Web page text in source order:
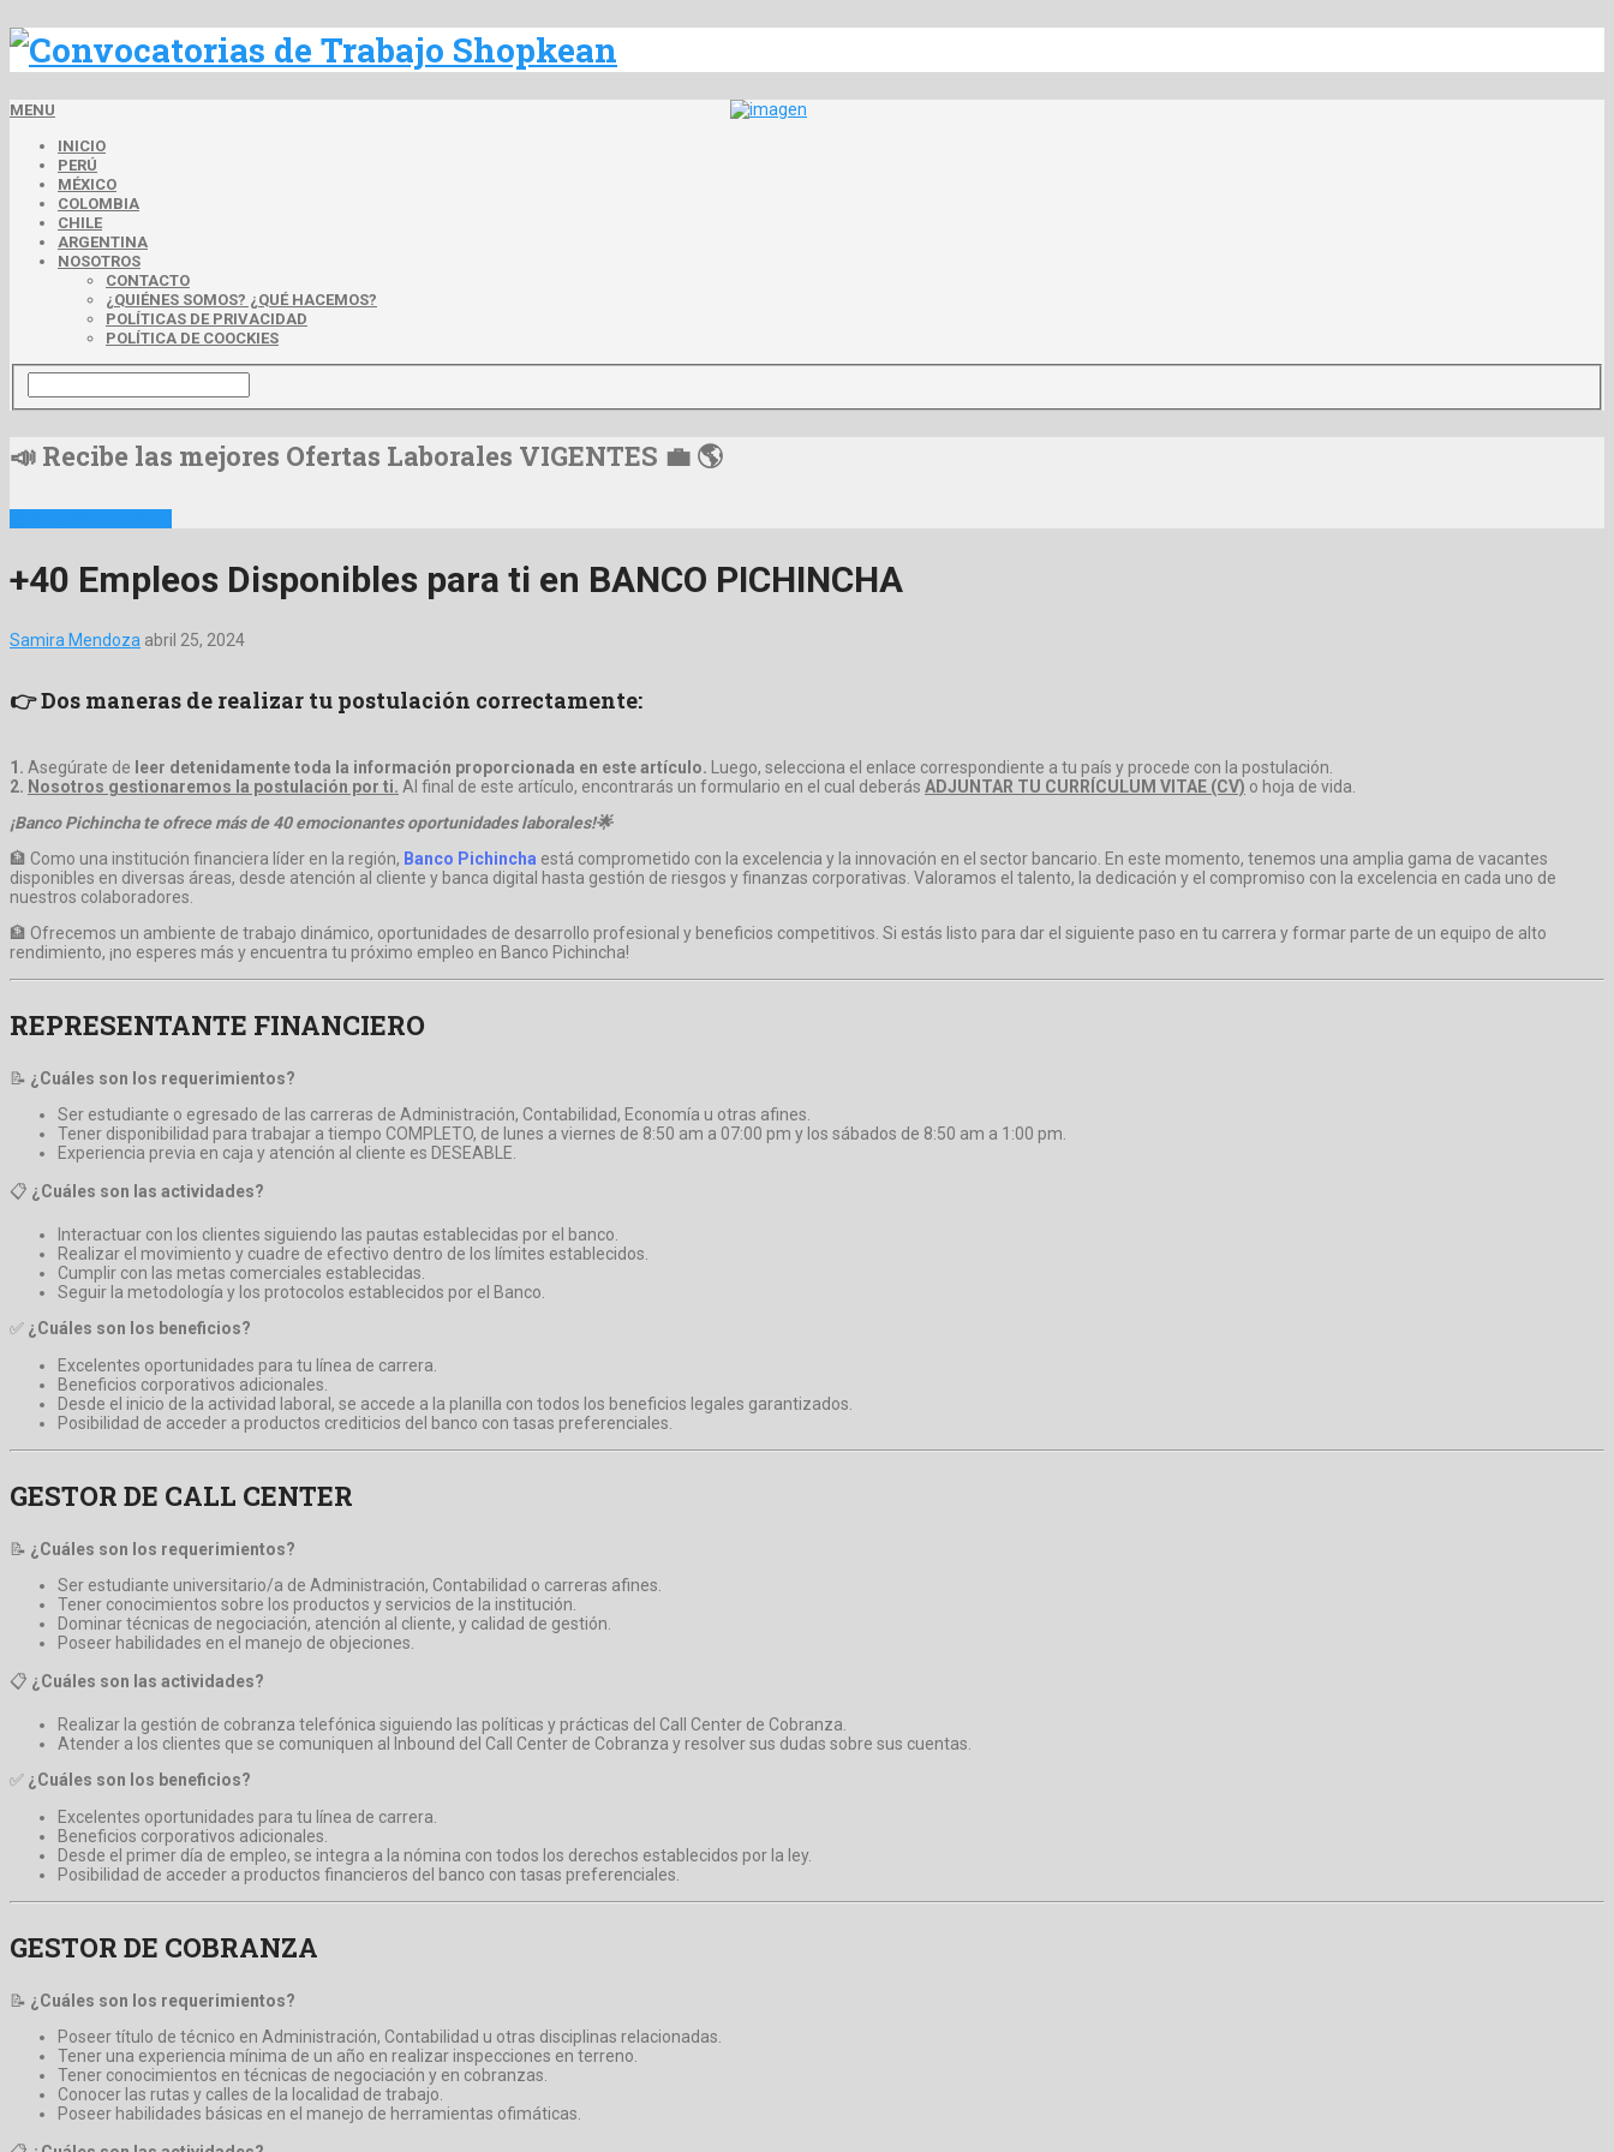
MENU
INICIO
PERÚ
MÉXICO
COLOMBIA
CHILE
ARGENTINA
NOSOTROS
CONTACTO
¿QUIÉNES SOMOS? ¿QUÉ HACEMOS?
POLÍTICAS DE PRIVACIDAD
POLÍTICA DE COOCKIES
📣 Recibe las mejores Ofertas Laborales VIGENTES 💼 🌎
+40 Empleos Disponibles para ti en BANCO PICHINCHA
Samira Mendoza abril 25, 2024
👉 Dos maneras de realizar tu postulación correctamente:
1. Asegúrate de leer detenidamente toda la información proporcionada en este artículo. Luego, selecciona el enlace correspondiente a tu país y procede con la postulación.
2. Nosotros gestionaremos la postulación por ti. Al final de este artículo, encontrarás un formulario en el cual deberás ADJUNTAR TU CURRÍCULUM VITAE (CV) o hoja de vida.
¡Banco Pichincha te ofrece más de 40 emocionantes oportunidades laborales!🌟
🏦 Como una institución financiera líder en la región, Banco Pichincha está comprometido con la excelencia y la innovación en el sector bancario. En este momento, tenemos una amplia gama de vacantes
disponibles en diversas áreas, desde atención al cliente y banca digital hasta gestión de riesgos y finanzas corporativas. Valoramos el talento, la dedicación y el compromiso con la excelencia en cada uno de
nuestros colaboradores.
🏦 Ofrecemos un ambiente de trabajo dinámico, oportunidades de desarrollo profesional y beneficios competitivos. Si estás listo para dar el siguiente paso en tu carrera y formar parte de un equipo de alto
rendimiento, ¡no esperes más y encuentra tu próximo empleo en Banco Pichincha!
REPRESENTANTE FINANCIERO
📝 ¿Cuáles son los requerimientos?
Ser estudiante o egresado de las carreras de Administración, Contabilidad, Economía u otras afines.
Tener disponibilidad para trabajar a tiempo COMPLETO, de lunes a viernes de 8:50 am a 07:00 pm y los sábados de 8:50 am a 1:00 pm.
Experiencia previa en caja y atención al cliente es DESEABLE.
📋 ¿Cuáles son las actividades?
Interactuar con los clientes siguiendo las pautas establecidas por el banco.
Realizar el movimiento y cuadre de efectivo dentro de los límites establecidos.
Cumplir con las metas comerciales establecidas.
Seguir la metodología y los protocolos establecidos por el Banco.
✅ ¿Cuáles son los beneficios?
Excelentes oportunidades para tu línea de carrera.
Beneficios corporativos adicionales.
Desde el inicio de la actividad laboral, se accede a la planilla con todos los beneficios legales garantizados.
Posibilidad de acceder a productos crediticios del banco con tasas preferenciales.
GESTOR DE CALL CENTER
📝 ¿Cuáles son los requerimientos?
Ser estudiante universitario/a de Administración, Contabilidad o carreras afines.
Tener conocimientos sobre los productos y servicios de la institución.
Dominar técnicas de negociación, atención al cliente, y calidad de gestión.
Poseer habilidades en el manejo de objeciones.
📋 ¿Cuáles son las actividades?
Realizar la gestión de cobranza telefónica siguiendo las políticas y prácticas del Call Center de Cobranza.
Atender a los clientes que se comuniquen al Inbound del Call Center de Cobranza y resolver sus dudas sobre sus cuentas.
✅ ¿Cuáles son los beneficios?
Excelentes oportunidades para tu línea de carrera.
Beneficios corporativos adicionales.
Desde el primer día de empleo, se integra a la nómina con todos los derechos establecidos por la ley.
Posibilidad de acceder a productos financieros del banco con tasas preferenciales.
GESTOR DE COBRANZA
📝 ¿Cuáles son los requerimientos?
Poseer título de técnico en Administración, Contabilidad u otras disciplinas relacionadas.
Tener una experiencia mínima de un año en realizar inspecciones en terreno.
Tener conocimientos en técnicas de negociación y en cobranzas.
Conocer las rutas y calles de la localidad de trabajo.
Poseer habilidades básicas en el manejo de herramientas ofimáticas.